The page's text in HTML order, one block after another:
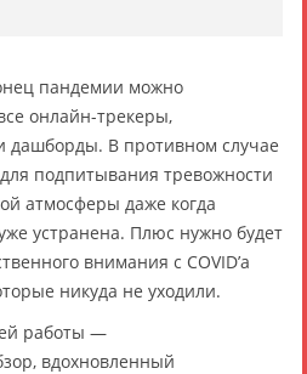
пандемии можно
онлайн-трекеры,
дашборды. В противном случае
подпитывания тревожности
атмосферы даже когда
устранена. Плюс нужно будет
внимания с COVID’а
никуда не уходили.
работы —
вдохновленный